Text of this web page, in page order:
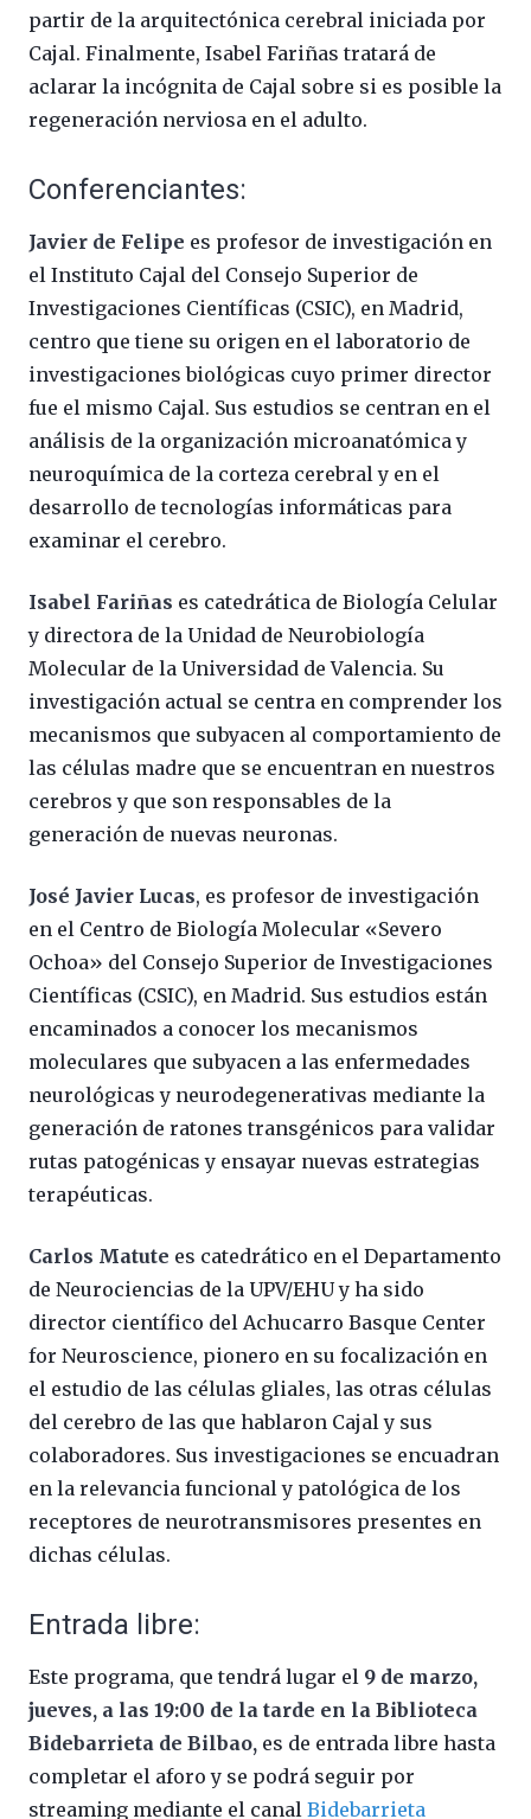
partir de la arquitectónica cerebral iniciada por
Cajal. Finalmente, Isabel Fariñas tratará de
aclarar la incógnita de Cajal sobre si es posible la
regeneración nerviosa en el adulto.
Conferenciantes:
Javier de Felipe es profesor de investigación en
el Instituto Cajal del Consejo Superior de
Investigaciones Científicas (CSIC), en Madrid,
centro que tiene su origen en el laboratorio de
investigaciones biológicas cuyo primer director
fue el mismo Cajal. Sus estudios se centran en el
análisis de la organización microanatómica y
neuroquímica de la corteza cerebral y en el
desarrollo de tecnologías informáticas para
examinar el cerebro.
Isabel Fariñas es catedrática de Biología Celular
y directora de la Unidad de Neurobiología
Molecular de la Universidad de Valencia. Su
investigación actual se centra en comprender los
mecanismos que subyacen al comportamiento de
las células madre que se encuentran en nuestros
cerebros y que son responsables de la
generación de nuevas neuronas.
José Javier Lucas, es profesor de investigación
en el Centro de Biología Molecular «Severo
Ochoa» del Consejo Superior de Investigaciones
Científicas (CSIC), en Madrid. Sus estudios están
encaminados a conocer los mecanismos
moleculares que subyacen a las enfermedades
neurológicas y neurodegenerativas mediante la
generación de ratones transgénicos para validar
rutas patogénicas y ensayar nuevas estrategias
terapéuticas.
Carlos Matute es catedrático en el Departamento
de Neurociencias de la UPV/EHU y ha sido
director científico del Achucarro Basque Center
for Neuroscience, pionero en su focalización en
el estudio de las células gliales, las otras células
del cerebro de las que hablaron Cajal y sus
colaboradores. Sus investigaciones se encuadran
en la relevancia funcional y patológica de los
receptores de neurotransmisores presentes en
dichas células.
Entrada libre:
Este programa, que tendrá lugar el 9 de marzo,
jueves, a las 19:00 de la tarde en la Biblioteca
Bidebarrieta de Bilbao, es de entrada libre hasta
completar el aforo y se podrá seguir por
streaming mediante el canal Bidebarrieta